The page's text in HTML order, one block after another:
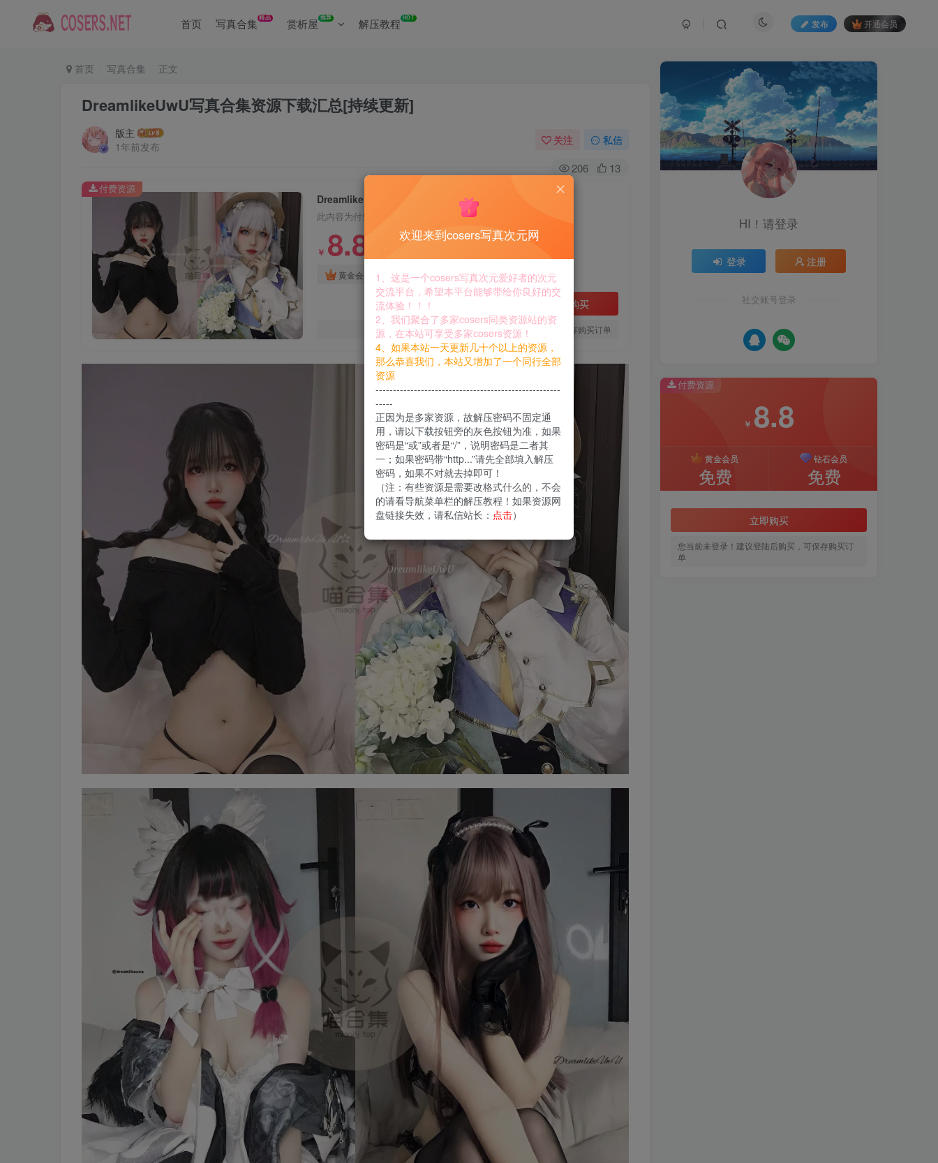
首页 写真合集 精品 赏析屋 推荐 解压教程 HOT
发布 开通会员
首页 写真合集 正文
DreamlikeUwU写真合集资源下载汇总[持续更新]
版主
1年前发布
关注 私信
206 13
DreamlikeUwU写真合集资源下载汇总[持续更新]
此内容为付费资源，请付费后查看
￥ 8.8
黄金会员 免费 钻石会员免费
立即购买
您当前未登录！建议登陆后购买，可保存购买订单
付费资源
HI！请登录
登录 注册
社交账号登录
付费资源
￥ 8.8
黄金会员
免费
钻石会员
免费
立即购买
您当前未登录！建议登陆后购买，可保存购买订
单
欢迎来到cosers写真次元网
1、这是一个cosers写真次元爱好者的次元
交流平台，希望本平台能够带给你良好的交
流体验！！！
2、我们聚合了多家cosers同类资源站的资
源，在本站可享受多家cosers资源！
4、如果本站一天更新几十个以上的资源，
那么恭喜我们，本站又增加了一个同行全部
资源
-----------------------------------------------------
-----
正因为是多家资源，故解压密码不固定通
用，请以下载按钮旁的灰色按钮为准，如果
密码是“或”或者是“/”，说明密码是二者其
一；如果密码带“http...”请先全部填入解压
密码，如果不对就去掉即可！
（注：有些资源是需要改格式什么的，不会
的请看导航菜单栏的解压教程！如果资源网
盘链接失效，请私信站长： 点击）